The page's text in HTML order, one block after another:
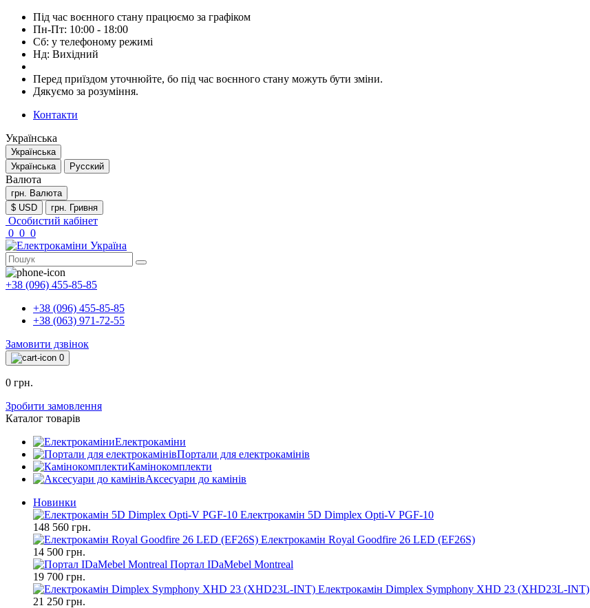
Під час воєнного стану працюємо за графіком
Пн-Пт: 10:00 - 18:00
Сб: у телефоному режимі
Нд: Вихідний
Перед приїздом уточнюйте, бо під час воєнного стану можуть бути зміни.
Дякуємо за розуміння.
Контакти
Українська
Українська
Українська
Русский
Валюта
грн. Валюта
$ USD
грн. Гривня
Особистий кабінет
0 0 0
+38 (096) 455-85-85
+38 (096) 455-85-85
+38 (063) 971-72-55
Замовити дзвінок
0
0 грн.
Зробити замовлення
Каталог товарів
Електрокаміни
Портали для електрокамінів
Камінокомплекти
Аксесуари до камінів
Новинки
Електрокамін 5D Dimplex Opti-V PGF-10
148 560 грн.
Електрокамін Royal Goodfire 26 LED (EF26S)
14 500 грн.
Портал IDaMebel Montreal
19 700 грн.
Електрокамін Dimplex Symphony XHD 23 (XHD23L-INT)
21 250 грн.